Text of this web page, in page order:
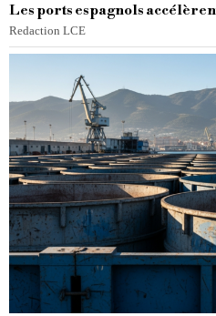
Les ports espagnols
Redaction LCE